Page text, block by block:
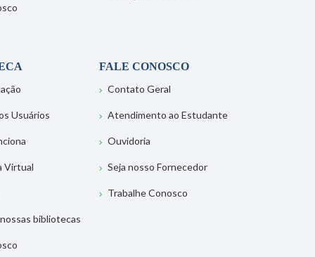
Usuários
Virtual
bibliotecas
FALE CONOSCO
Contato Geral
Atendimento ao Estudante
Ouvidoria
Seja nosso Fornecedor
Trabalhe Conosco